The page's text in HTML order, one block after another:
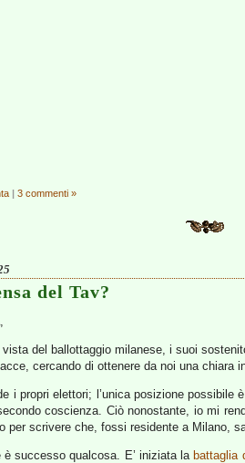
| 3 commenti »
del Tav?
,
del ballottaggio milanese, i suoi
cercando di ottenere da noi una chiara
i propri elettori; l’unica posizione
coscienza. Ciò nonostante, io mi
per scrivere che, fossi residente a Milano,
successo qualcosa. E’ iniziata la battaglia